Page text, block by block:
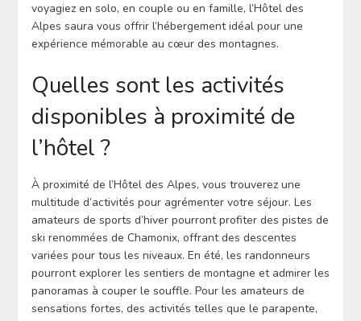
voyagiez en solo, en couple ou en famille, l’Hôtel des
Alpes saura vous offrir l’hébergement idéal pour une
expérience mémorable au cœur des montagnes.
Quelles sont les activités
disponibles à proximité de
l’hôtel ?
À proximité de l’Hôtel des Alpes, vous trouverez une
multitude d’activités pour agrémenter votre séjour. Les
amateurs de sports d’hiver pourront profiter des pistes de
ski renommées de Chamonix, offrant des descentes
variées pour tous les niveaux. En été, les randonneurs
pourront explorer les sentiers de montagne et admirer les
panoramas à couper le souffle. Pour les amateurs de
sensations fortes, des activités telles que le parapente,